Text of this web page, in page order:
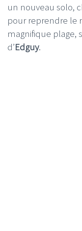
un nouveau solo,
pour reprendre le
magnifique plage,
d’Edguy.